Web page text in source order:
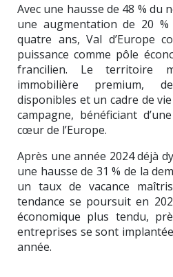
Avec une hausse de 48 % du
une augmentation de 20
quatre ans, Val d’Europe
puissance comme pôle
francilien. Le territoire
immobilière premium,
disponibles et un cadre de
campagne, bénéficiant
cœur de l’Europe.
Après une année 2024 déjà
une hausse de 31 % de la
un taux de vacance
tendance se poursuit en
économique plus tendu,
entreprises se sont
année.